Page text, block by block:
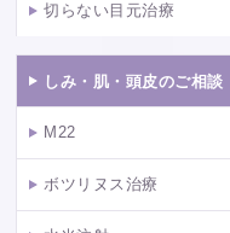
切らない目元治療
しみ・肌・頭皮のご相談
M22
ボツリヌス治療